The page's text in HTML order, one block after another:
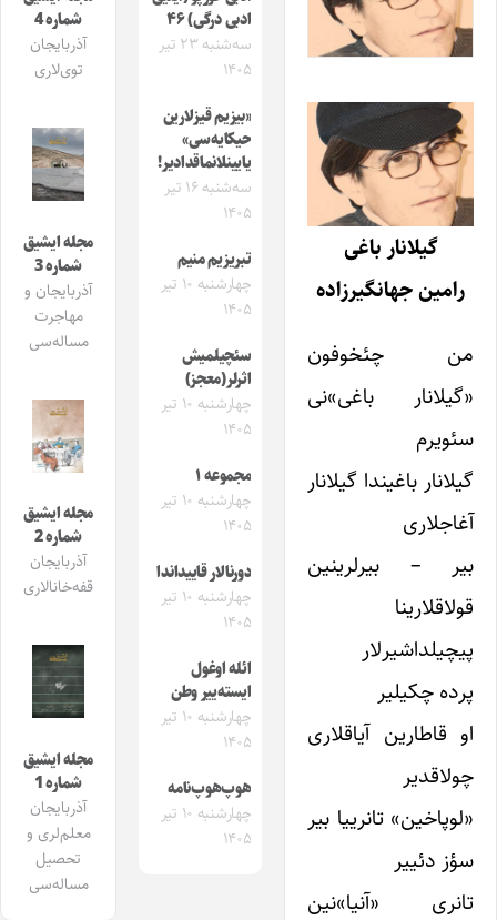
گیلانار باغی
رامین جهانگیرزاده
من چئخوفون
«گیلانار باغی»نی
سئویرم
گیلانار باغیندا گیلانار
آغاجلاری
بیر – بیرلرینین
قولاقلارینا
پیچیلداشیرلار
پرده چکیلیر
او قاطارین آیاقلاری
چولاقدیر
«لوپاخین» تانرییا بیر
سؤز دئییر
تانری «آنیا»نین
ادبی درگی) ۴۶
سه‌شنبه ۲۳ تیر
۱۴۰۵
«بیزیم قیزلارین
حیکایه‌سی»
یایینلانماقدادیر!
سه‌شنبه ۱۶ تیر
۱۴۰۵
تبریزیم منیم
چهارشنبه ۱۰ تیر
۱۴۰۵
سئچیلمیش
اثرلر(معجز)
چهارشنبه ۱۰ تیر
۱۴۰۵
مجموعه ۱
چهارشنبه ۱۰ تیر
۱۴۰۵
دورنالار قاییداندا
چهارشنبه ۱۰ تیر
۱۴۰۵
ائله اوغول
ایسته‌ییر وطن
چهارشنبه ۱۰ تیر
۱۴۰۵
هوپ‌هوپ‌نامه
چهارشنبه ۱۰ تیر
۱۴۰۵
شماره 4
آذربایجان
توی‌لاری
مجله ایشیق
شماره 3
آذربایجان و
مهاجرت
مساله‌سی
مجله ایشیق
شماره 2
آذربایجان
قفه‌خانالاری
مجله ایشیق
شماره 1
آذربایجان
معلم‌لری و
تحصیل
مساله‌سی